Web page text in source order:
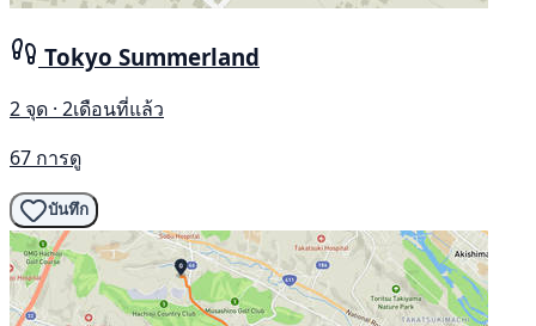
Tokyo Summerland
2 จุด · 2เดือนที่แล้ว
67 การดู
บันทึก